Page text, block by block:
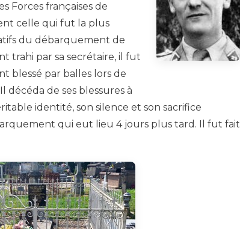
Forces françaises de
celle qui fut la plus
du débarquement de
trahi par sa secrétaire, il fut
blessé par balles lors de
décéda de ses blessures à
identité, son silence et son sacrifice
qui eut lieu 4 jours plus tard. Il fut fait